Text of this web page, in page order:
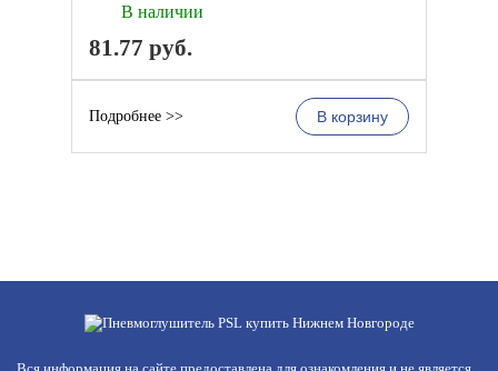
В наличии
81.77 руб.
В корзину
Подробнее >>